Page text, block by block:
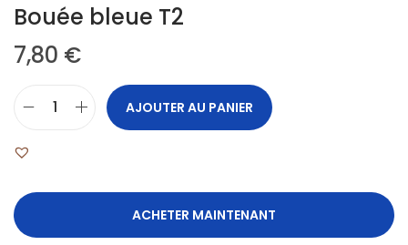
Bouée bleue T2
7,80 €
AJOUTER AU PANIER
ACHETER MAINTENANT